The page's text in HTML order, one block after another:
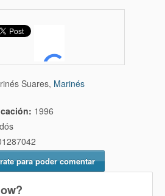
Suares, Marinés
1996
para poder comentar